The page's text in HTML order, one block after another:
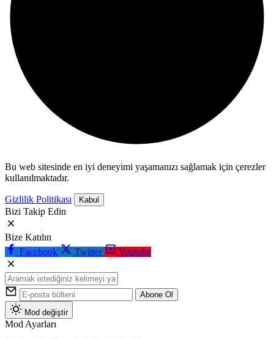
Bu web sitesinde en iyi deneyimi yaşamanızı sağlamak için çerezler
kullanılmaktadır.
Gizlilik Politikası Kabul
Bizi Takip Edin
Bize Katılın
Facebook
Twitter Youtube
Abone Ol
Mod değiştir
Mod Ayarları